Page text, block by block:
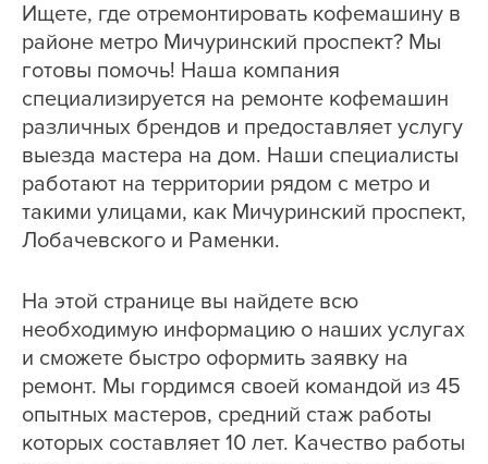
Ищете, где отремонтировать кофемашину в
районе метро Мичуринский проспект? Мы
готовы помочь! Наша компания
специализируется на ремонте кофемашин
различных брендов и предоставляет услугу
выезда мастера на дом. Наши специалисты
работают на территории рядом с метро и
такими улицами, как Мичуринский проспект,
Лобачевского и Раменки.
На этой странице вы найдете всю
необходимую информацию о наших услугах
и сможете быстро оформить заявку на
ремонт. Мы гордимся своей командой из 45
опытных мастеров, средний стаж работы
которых составляет 10 лет. Качество работы